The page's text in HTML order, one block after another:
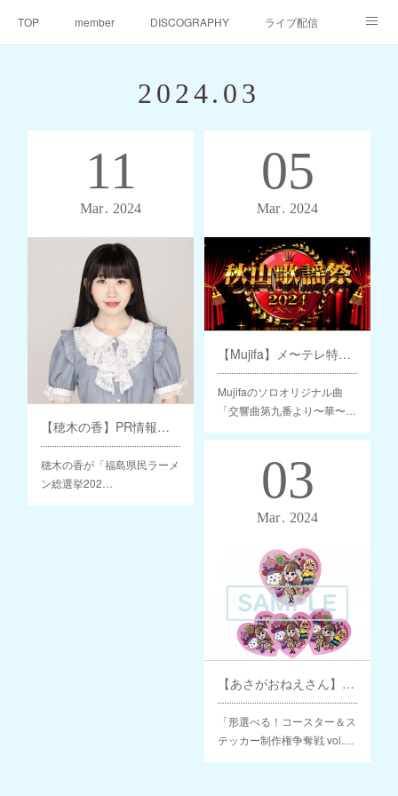
TOP member DISCOGRAPHY ライブ配信
2024. 03
11
Mar 2024
【穂木の香】PR情報番組 出演
穂木の香が「福島県民ラーメ
ン総選挙202…
05
Mar 2024
【Mujifa】メ〜テレ特別番組『秋山歌謡祭2024』タイアップソング起用
Mujifaのソロオリジナル曲
「交響曲第九番より〜華〜…
03
Mar 2024
【あさがおねえさん】コースター&ステッカープレゼントのお知らせ
「形選べる！コースター＆ス
テッカー制作権争奪戦 vol.…